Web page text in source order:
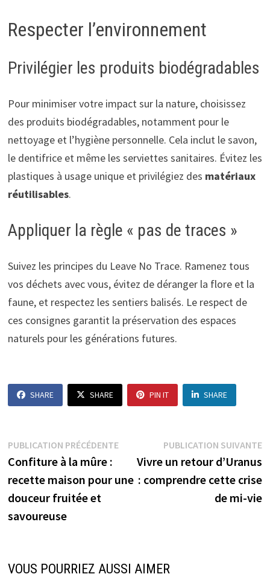
Respecter l’environnement
Privilégier les produits biodégradables
Pour minimiser votre impact sur la nature, choisissez
des produits biodégradables, notamment pour le
nettoyage et l’hygiène personnelle. Cela inclut le savon,
le dentifrice et même les serviettes sanitaires. Évitez les
plastiques à usage unique et privilégiez des matériaux
réutilisables.
Appliquer la règle « pas de traces »
Suivez les principes du Leave No Trace. Ramenez tous
vos déchets avec vous, évitez de déranger la flore et la
faune, et respectez les sentiers balisés. Le respect de
ces consignes garantit la préservation des espaces
naturels pour les générations futures.
SHARE SHARE PIN IT SHARE
Navigation
de
l’article
PUBLICATION PRÉCÉDENTEPublication
précédente :
Confiture à la mûre :
recette maison pour une
douceur fruitée et
savoureuse
PUBLICATION SUIVANTE
Vivre un retour d’Uranus
: comprendre cette crise
de mi-vie
VOUS POURRIEZ AUSSI AIMER